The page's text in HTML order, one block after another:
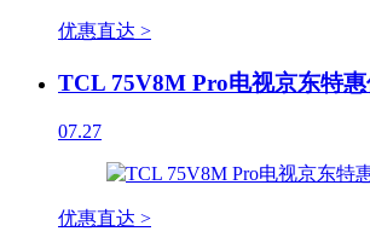
优惠直达 >
TCL 75V8M Pro电视京东特惠
07.27
优惠直达 >